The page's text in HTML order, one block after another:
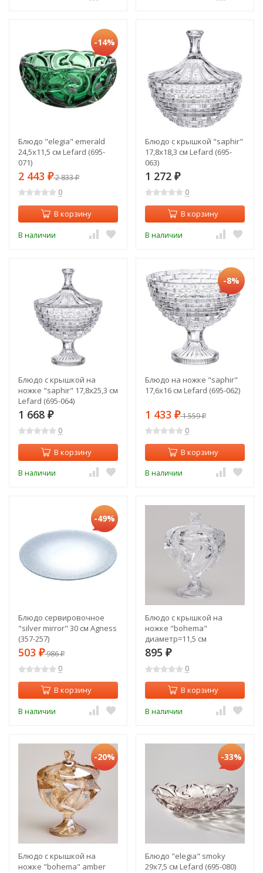
-14%
Блюдо "elegia" emerald
24,5х11,5 см Lefard (695-
071)
2 443 ₽2 833₽
0
В корзину
В наличии
Блюдо с крышкой "saphir"
17,8х18,3 см Lefard (695-
063)
1 272 ₽
0
В корзину
В наличии
Блюдо с крышкой на
ножке "saphir" 17,8х25,3 см
Lefard (695-064)
1 668 ₽
0
В корзину
В наличии
-8%
Блюдо на ножке "saphir"
17,6х16 см Lefard (695-062)
1 433 ₽1 559₽
0
В корзину
В наличии
-49%
Блюдо сервировочное
"silver mirror" 30 см Agness
(357-257)
503 ₽986₽
0
В корзину
В наличии
Блюдо с крышкой на
ножке "bohema"
диаметр=11,5 см
высота=16,5 см Lefard
895 ₽
0
В корзину
В наличии
-20%
Блюдо с крышкой на
ножке "bohema" amber
-33%
Блюдо "elegia" smoky
29х7,5 см Lefard (695-080)